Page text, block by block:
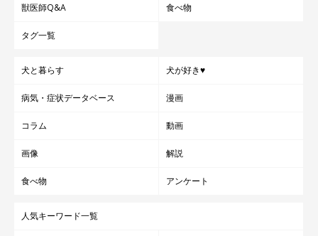
獣医師Q&A 食べ物
タグ一覧
犬と暮らす 犬が好き♥
病気・症状データベース 漫画
コラム 動画
画像 解説
食べ物 アンケート
人気キーワード一覧